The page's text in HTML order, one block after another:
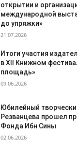
открытии и
международной
до упряжки»
21.07.2026
Итоги участия
в XII Книжном
площадь»
09.06.2026
Юбилейный
Резванцева прошел
Фонда Ибн Сины
02.06.2026